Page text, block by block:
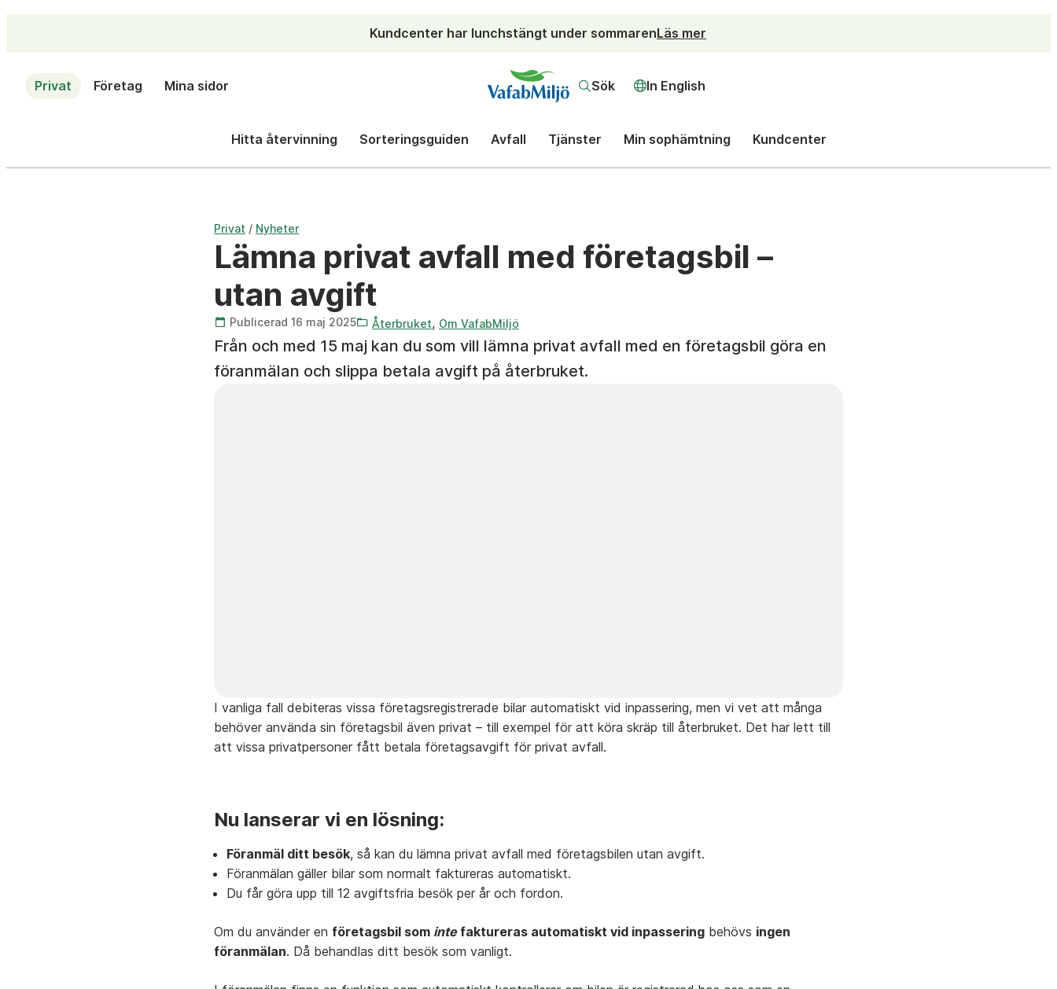
Kundcenter har lunchstängt under sommarenLäs mer
Privat Företag Mina sidor Sök In English
Hitta återvinning Sorteringsguiden Avfall Tjänster Min sophämtning Kundcenter
Privat / Nyheter
Lämna privat avfall med företagsbil –
utan avgift
Publicerad 16 maj 2025 Återbruket, Om VafabMiljö
Från och med 15 maj kan du som vill lämna privat avfall med en företagsbil göra en
föranmälan och slippa betala avgift på återbruket.
I vanliga fall debiteras vissa företagsregistrerade bilar automatiskt vid inpassering, men vi vet att många
behöver använda sin företagsbil även privat – till exempel för att köra skräp till återbruket. Det har lett till
att vissa privatpersoner fått betala företagsavgift för privat avfall.
Nu lanserar vi en lösning:
Föranmäl ditt besök, så kan du lämna privat avfall med företagsbilen utan avgift.
Föranmälan gäller bilar som normalt faktureras automatiskt.
Du får göra upp till 12 avgiftsfria besök per år och fordon.
Om du använder en företagsbil som inte faktureras automatiskt vid inpassering behövs ingen
föranmälan. Då behandlas ditt besök som vanligt.